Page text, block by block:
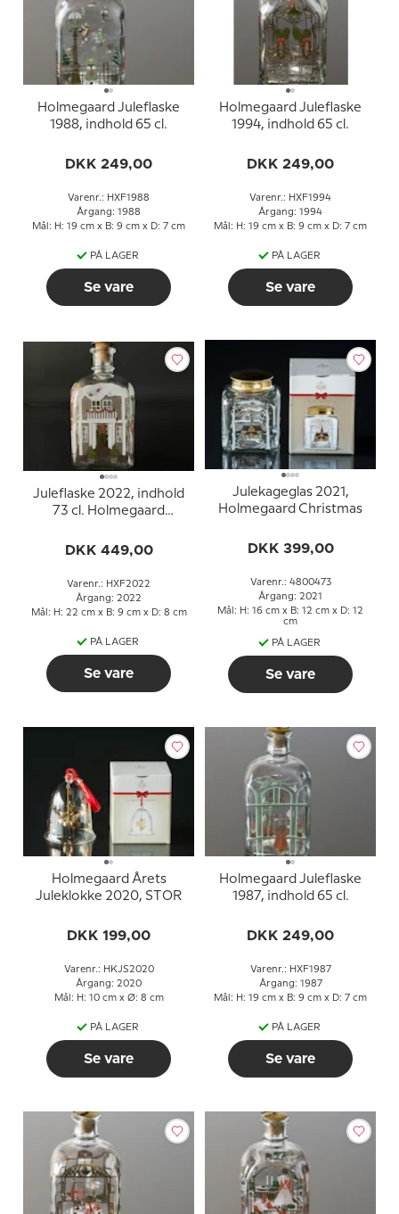
Holmegaard Juleflaske
1988, indhold 65 cl.
DKK 249,00
Varenr.: HXF1988
Årgang: 1988
Mål: H: 19 cm x B: 9 cm x D: 7 cm
PÅ LAGER
Se vare
Holmegaard Juleflaske
1994, indhold 65 cl.
DKK 249,00
Varenr.: HXF1994
Årgang: 1994
Mål: H: 19 cm x B: 9 cm x D: 7 cm
PÅ LAGER
Se vare
Juleflaske 2022, indhold
73 cl. Holmegaard
DKK 449,00
Varenr.: HXF2022
Årgang: 2022
Mål: H: 22 cm x B: 9 cm x D: 8 cm
PÅ LAGER
Se vare
Julekageglas 2021,
Holmegaard Christmas
DKK 399,00
Varenr.: 4800473
Årgang: 2021
Mål: H: 16 cm x B: 12 cm x D: 12
cm
PÅ LAGER
Se vare
Holmegaard Årets
Juleklokke 2020, STOR
DKK 199,00
Varenr.: HKJS2020
Årgang: 2020
Mål: H: 10 cm x Ø: 8 cm
PÅ LAGER
Se vare
Holmegaard Juleflaske
1987, indhold 65 cl.
DKK 249,00
Varenr.: HXF1987
Årgang: 1987
Mål: H: 19 cm x B: 9 cm x D: 7 cm
PÅ LAGER
Se vare